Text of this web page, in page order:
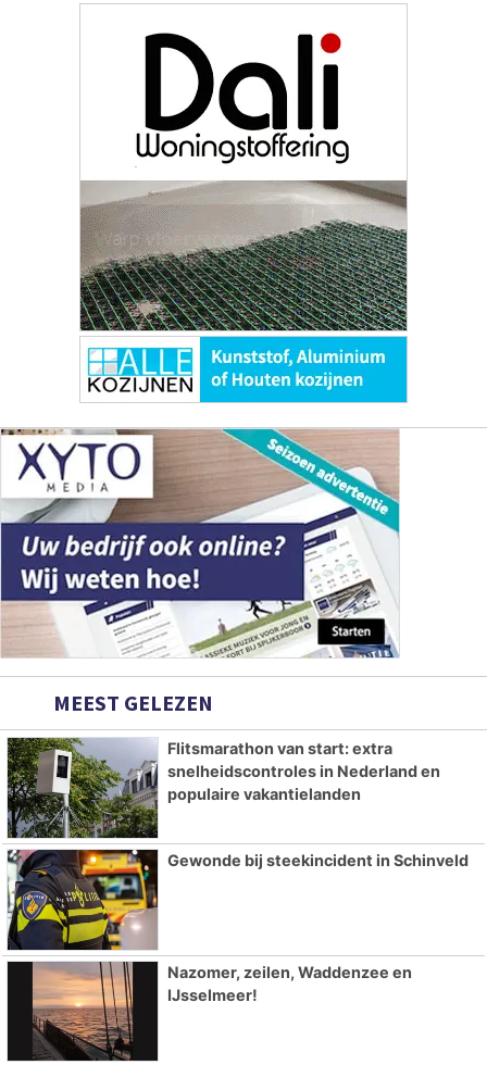
MEEST GELEZEN
Flitsmarathon van start: extra
snelheidscontroles in Nederland en
populaire vakantielanden
Gewonde bij steekincident in Schinveld
Nazomer, zeilen, Waddenzee en
IJsselmeer!